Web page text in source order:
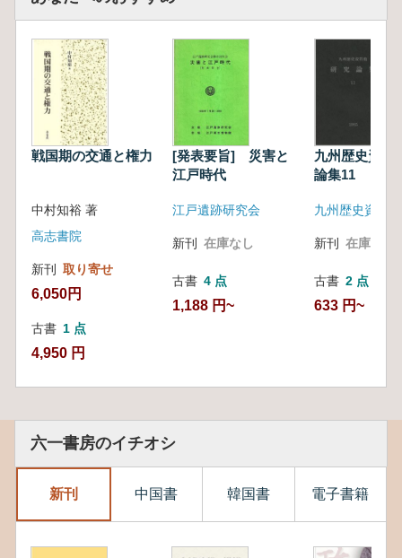
戦国期の交通と権力
中村知裕 著
高志書院
新刊 取り寄せ
6,050円
古書 1 点
4,950 円
[発表要旨] 災害と
江戸時代
江戸遺跡研究会
新刊 在庫なし
古書 4 点
1,188 円~
九州歴史資料
論集11
九州歴史資料館
新刊 在庫なし
古書 2 点
633 円~
六一書房のイチオシ
新刊 中国書 韓国書 電子書籍